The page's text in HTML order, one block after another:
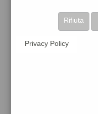
Rifiuta
Privacy Policy